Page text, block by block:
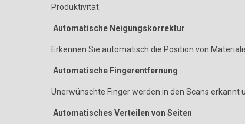
Produktivität.
Automatische Neigungskorrektur
Erkennen Sie automatisch die Position von
Automatische Fingerentfernung
Unerwünschte Finger werden in den Scans erkannt
Automatisches Verteilen von Seiten